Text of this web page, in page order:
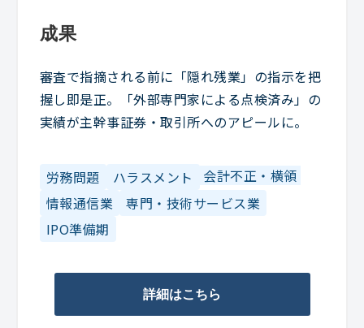
成果
審査で指摘される前に「隠れ残業」の指示を把
握し即是正。「外部専門家による点検済み」の
実績が主幹事証券・取引所へのアピールに。
労務問題 ハラスメント
会計不正・横領
情報通信業
専門・技術サービス業
IPO準備期
詳細はこちら